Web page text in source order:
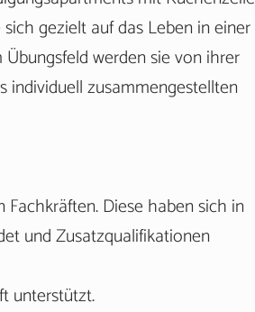
gezielt auf das Leben in einer
werden sie von ihrer
individuell zusammengestellten
Diese haben sich in
und Zusatzqualifikationen
unterstützt.